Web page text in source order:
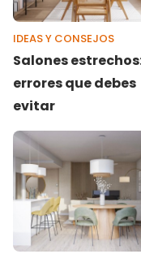
IDEAS Y CONSEJOS
Salones
errores que debes
evitar